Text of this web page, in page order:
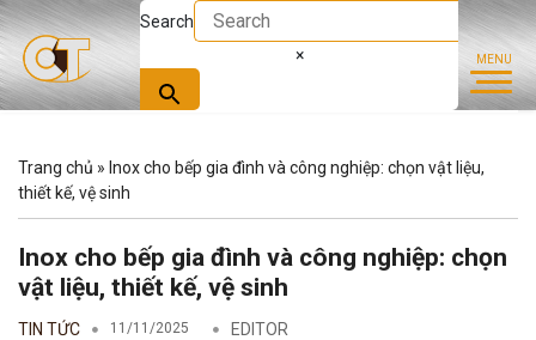
Search
×
Trang chủ » Inox cho bếp gia đình và công nghiệp: chọn vật liệu,
thiết kế, vệ sinh
Inox cho bếp gia đình và công nghiệp: chọn
vật liệu, thiết kế, vệ sinh
TIN TỨC 11/11/2025 EDITOR